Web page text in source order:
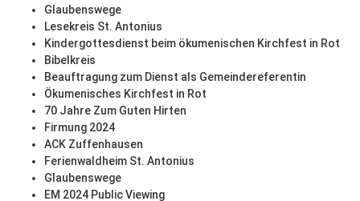
Glaubenswege
Lesekreis St. Antonius
Kindergottesdienst beim ökumenischen Kirchfest in Rot
Bibelkreis
Beauftragung zum Dienst als Gemeindereferentin
Ökumenisches Kirchfest in Rot
70 Jahre Zum Guten Hirten
Firmung 2024
ACK Zuffenhausen
Ferienwaldheim St. Antonius
Glaubenswege
EM 2024 Public Viewing